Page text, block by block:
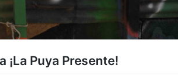
Puya Presente!